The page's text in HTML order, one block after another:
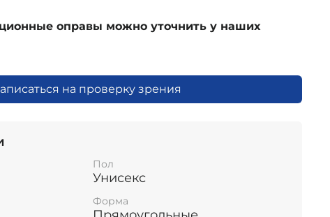
оправы можно уточнить у наших
на проверку зрения
Пол
Унисекс
Форма